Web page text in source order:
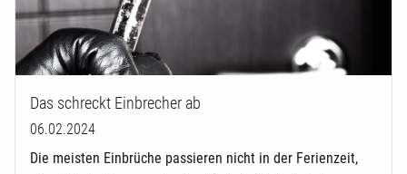
Das schreckt Einbrecher ab
06.02.2024
Die meisten Einbrüche passieren nicht in der Ferienzeit,